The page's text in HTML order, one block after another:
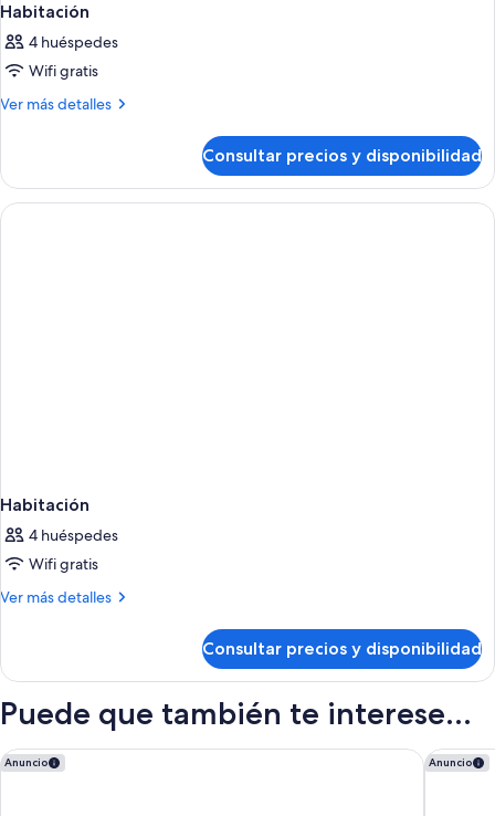
Habitación
4 huéspedes
Wifi gratis
Ver más detalles
Más
Consultar precios y disponibilidad
Habitación
4 huéspedes
Wifi gratis
Ver más detalles
Más
Consultar precios y disponibilidad
Puede que también te interese...
Anuncio
Moxy Barcelona Anuncio